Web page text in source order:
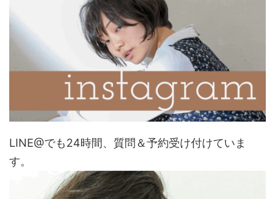
LINE@でも24時間、質問＆予約受け付けていま
す。